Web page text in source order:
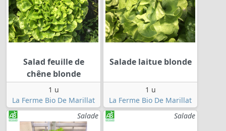
Salad feuille de
chêne blonde
1 u
La Ferme Bio De Marillat
Salade laitue blonde
1 u
La Ferme Bio De Marillat
Salade
Salade